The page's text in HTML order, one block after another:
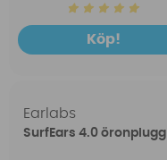
Köp!
Earlabs
SurfEars 4.0 öronplugg